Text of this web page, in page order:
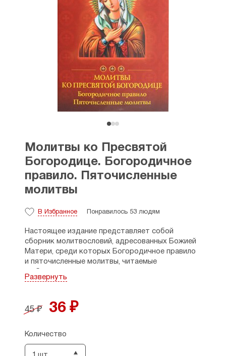
Молитвы ко Пресвятой
Богородице. Богородичное
правило. Пяточисленные
молитвы
В Избранное Понравилось 53 людям
Настоящее издание представляет собой
сборник молитвословий, адресованных Божией
Матери, среди которых Богородичное правило
и пяточисленные молитвы, читаемые
Советом Русской Православной Церкви.
Развернуть
45 ₽ 36 ₽
Количество